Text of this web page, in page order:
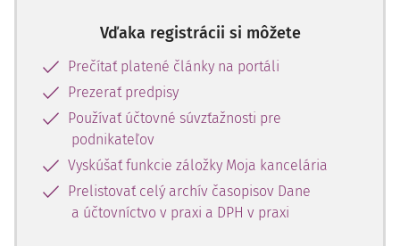
Vďaka registrácii si môžete
Prečítať platené články na portáli
Prezerať predpisy
Používať účtovné súvzťažnosti pre
podnikateľov
Vyskúšať funkcie záložky Moja kancelária
Prelistovať celý archív časopisov Dane
a účtovníctvo v praxi a DPH v praxi